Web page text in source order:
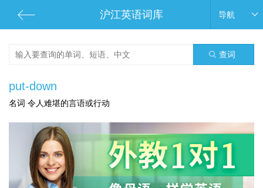
沪江英语词库 导航
查词
put-down
名词 令人难堪的言语或行动